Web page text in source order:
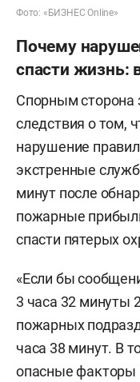
Фото: «БИЗНЕС Online»
Почему
спасти жизнь:
Спорным сторона
следствия о том,
нарушение
экстренные
минут после
пожарные
спасти пятерых
«Если бы
3 часа 32 минуты
пожарных
часа 38 минут. В
опасные факторы